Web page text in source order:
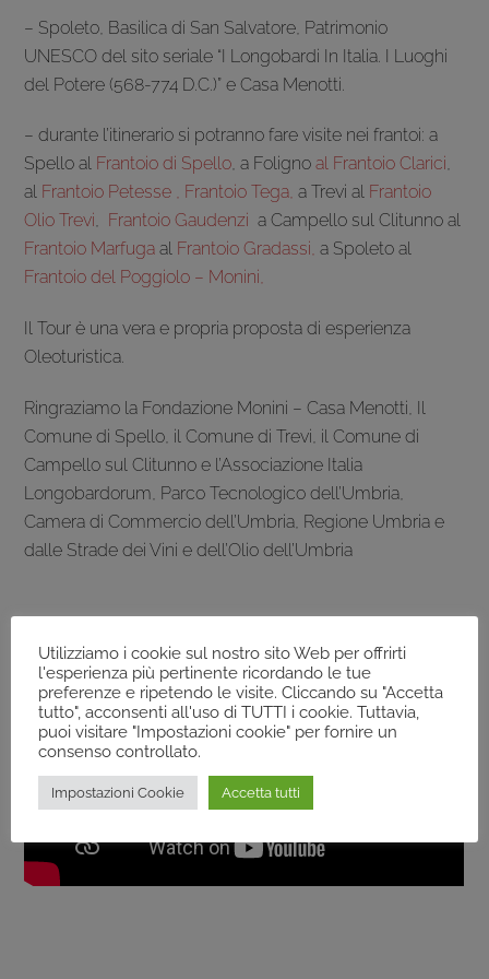
– Spoleto, Basilica di San Salvatore, Patrimonio
UNESCO del sito seriale “I Longobardi In Italia. I Luoghi
del Potere (568-774 D.C.)” e Casa Menotti.
– durante l’itinerario si potranno fare visite nei frantoi: a
Spello al Frantoio di Spello, a Folignoal Frantoio Clarici,
al Frantoio Petesse , Frantoio Tega, a Trevi al Frantoio
Olio Trevi, Frantoio Gaudenzi a Campello sul Clitunno al
Frantoio Marfuga al Frantoio Gradassi, a Spoleto al
Frantoio del Poggiolo – Monini,
Il Tour è una vera e propria proposta di esperienza
Oleoturistica.
Ringraziamo la Fondazione Monini – Casa Menotti, Il
Comune di Spello, il Comune di Trevi, il Comune di
Campello sul Clitunno e l’Associazione Italia
Longobardorum, Parco Tecnologico dell’Umbria,
Camera di Commercio dell’Umbria, Regione Umbria e
dalle Strade dei Vini e dell’Olio dell’Umbria
Utilizziamo i cookie sul nostro sito Web per offrirti
l'esperienza più pertinente ricordando le tue
preferenze e ripetendo le visite. Cliccando su "Accetta
tutto", acconsenti all'uso di TUTTI i cookie. Tuttavia,
puoi visitare "Impostazioni cookie" per fornire un
consenso controllato.
Impostazioni Cookie Accetta tutti